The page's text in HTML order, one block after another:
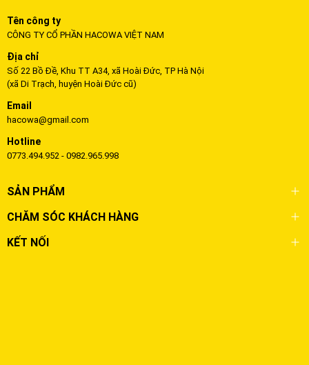
Tên công ty
CÔNG TY CỔ PHẦN HACOWA VIỆT NAM
Địa chỉ
Số 22 Bồ Đề, Khu TT A34, xã Hoài Đức, TP Hà Nội
(xã Di Trạch, huyện Hoài Đức cũ)
Email
hacowa@gmail.com
Hotline
0773.494.952 - 0982.965.998
SẢN PHẨM
CHĂM SÓC KHÁCH HÀNG
KẾT NỐI